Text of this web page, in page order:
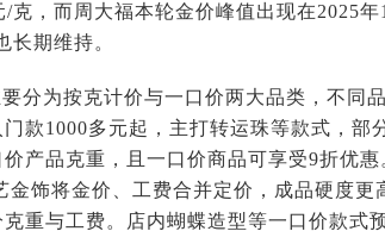
克，而周大福本轮金价峰值出现在2025
长期维持。
分为按克计价与一口价两大品类，不同
款1000多元起，主打转运珠等款式，部
产品克重，且一口价商品可享受9折优
金饰将金价、工费合并定价，成品硬度
重与工费。店内蝴蝶造型等一口价款式